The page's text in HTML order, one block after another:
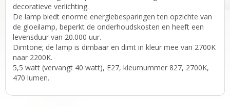
decoratieve verlichting.
De lamp biedt enorme energiebesparingen ten opzichte van
de gloeilamp, beperkt de onderhoudskosten en heeft een
levensduur van 20.000 uur.
Dimtone; de lamp is dimbaar en dimt in kleur mee van 2700K
naar 2200K.
5,5 watt (vervangt 40 watt), E27, kleurnummer 827, 2700K,
470 lumen.